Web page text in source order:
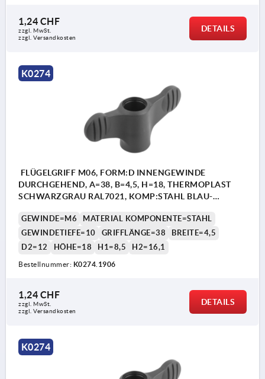
1,24 CHF
zzgl. MwSt.
zzgl. Versandkosten
DETAILS
K0274
FLÜGELGRIFF M06, FORM:D INNENGEWINDE
DURCHGEHEND, A=38, B=4,5, H=18, THERMOPLAST
SCHWARZGRAU RAL7021, KOMP:STAHL BLAU-
GEWINDE=M6
MATERIAL KOMPONENTE=STAHL
GEWINDETIEFE=10
GRIFFLÄNGE=38
BREITE=4,5
D2=12
HÖHE=18 H1=8,5 H2=16,1
Bestellnummer: K0274.1906
1,24 CHF
zzgl. MwSt.
zzgl. Versandkosten
DETAILS
K0274